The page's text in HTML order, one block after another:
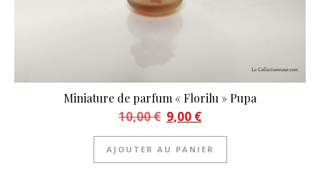
Miniature de parfum « Florilu » Pupa
10,00€ Le prix initial était : 10,00 €.
9,00 €Le prix actuel est : 9,00 €.
AJOUTER AU PANIER